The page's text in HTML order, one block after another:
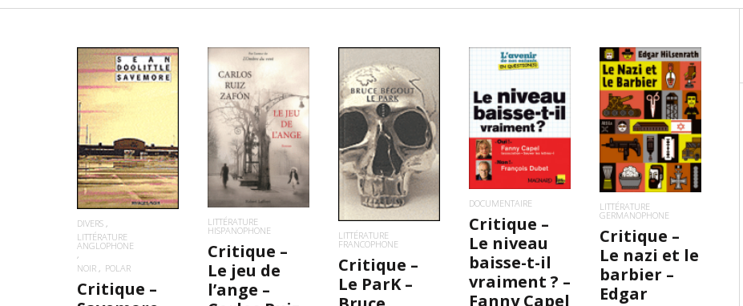
LIRE LA SUITE
DIVERS
LITTÉRATURE
ANGLOPHONE
NOIR
POLAR
Critique –
LIRE LA SUITE
LITTÉRATURE
HISPANOPHONE
Critique –
Le jeu de
l’ange –
LIRE LA SUITE
LITTÉRATURE
FRANCOPHONE
Critique –
Le ParK –
LIRE LA SUITE
DOCUMENTAIRE
Critique –
Le niveau
baisse-t-il
vraiment ? –
Fanny Capel
LIRE LA SUITE
LITTÉRATURE
GERMANOPHONE
Critique –
Le nazi et le
barbier –
Edgar